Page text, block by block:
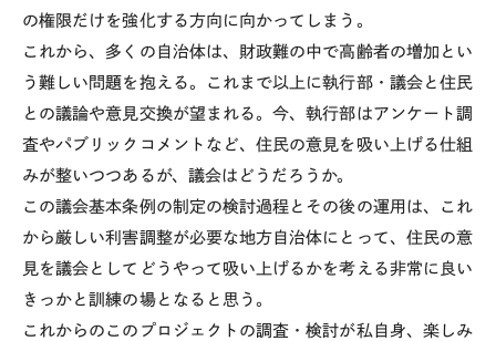
の権限だけを強化する方向に向かってしまう。
これから、多くの自治体は、財政難の中で高齢者の増加とい
う難しい問題を抱える。これまで以上に執行部・議会と住民
との議論や意見交換が望まれる。今、執行部はアンケート調
査やパブリックコメントなど、住民の意見を吸い上げる仕組
みが整いつつあるが、議会はどうだろうか。
この議会基本条例の制定の検討過程とその後の運用は、これ
から厳しい利害調整が必要な地方自治体にとって、住民の意
見を議会としてどうやって吸い上げるかを考える非常に良い
きっかと訓練の場となると思う。
これからのこのプロジェクトの調査・検討が私自身、楽しみ